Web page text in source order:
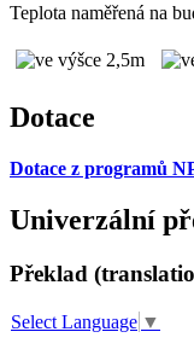
Teplota naměřená na
Dotace
Dotace z programů
Univerzální
Překlad
Select Language ▼